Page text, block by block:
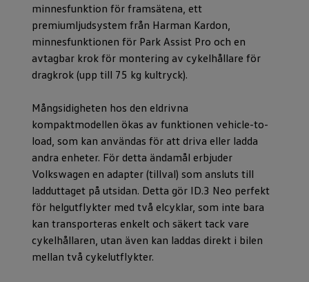
minnesfunktion för framsätena, ett
premiumljudsystem från Harman Kardon,
minnesfunktionen för Park Assist Pro och en
avtagbar krok för montering av cykelhållare för
dragkrok (upp till 75 kg kultryck).
Mångsidigheten hos den eldrivna
kompaktmodellen ökas av funktionen vehicle-to-
load, som kan användas för att driva eller ladda
andra enheter. För detta ändamål erbjuder
Volkswagen en adapter (tillval) som ansluts till
ladduttaget på utsidan. Detta gör ID.3 Neo perfekt
för helgutflykter med två elcyklar, som inte bara
kan transporteras enkelt och säkert tack vare
cykelhållaren, utan även kan laddas direkt i bilen
mellan två cykelutflykter.